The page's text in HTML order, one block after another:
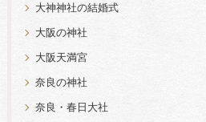
大神神社の結婚式
大阪の神社
大阪天満宮
奈良の神社
奈良・春日大社